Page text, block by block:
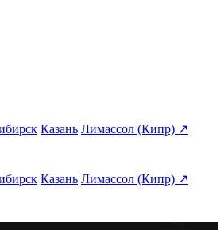
Казань Лимассол (Кипр) ↗
Казань Лимассол (Кипр) ↗